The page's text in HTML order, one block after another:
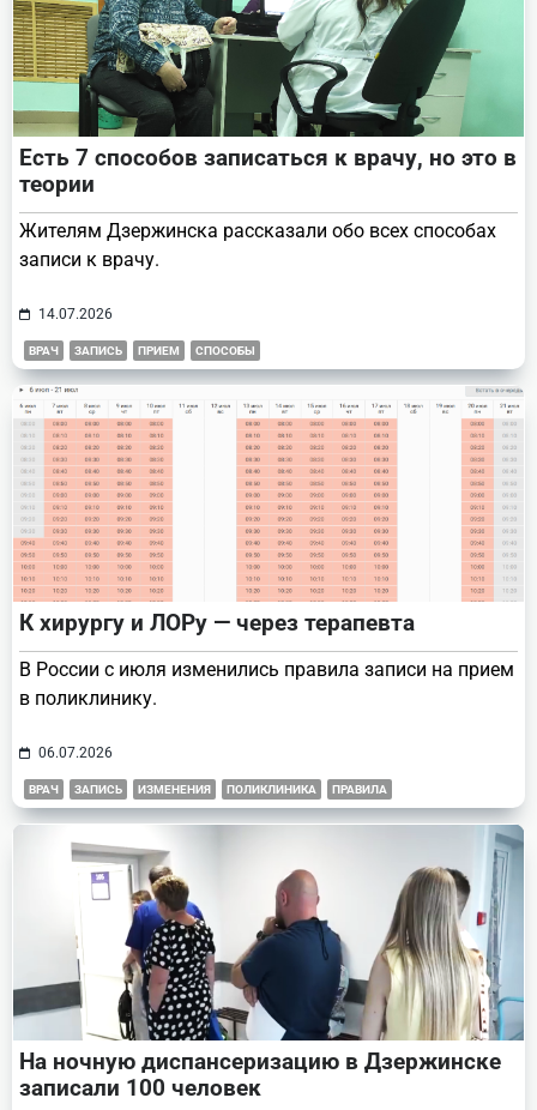
Есть 7 способов записаться к врачу, но это в
теории
Жителям Дзержинска рассказали обо всех способах
записи к врачу.
14.07.2026
ВРАЧ ЗАПИСЬ ПРИЕМ СПОСОБЫ
К хирургу и ЛОРу — через терапевта
В России с июля изменились правила записи на прием
в поликлинику.
06.07.2026
ВРАЧ ЗАПИСЬ ИЗМЕНЕНИЯ ПОЛИКЛИНИКА ПРАВИЛА
На ночную диспансеризацию в Дзержинске
записали 100 человек